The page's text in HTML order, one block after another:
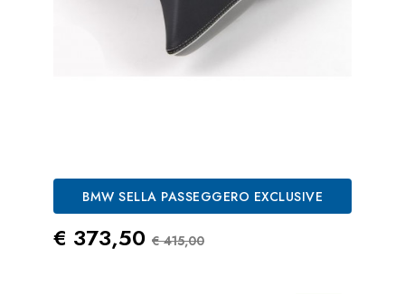
BMW SELLA PASSEGGERO EXCLUSIVE
Prezzo
€ 373,50 Prezzo Standard
€ 415,00